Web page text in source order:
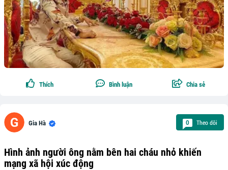
Thích Bình luận Chia sẻ
Gia Hà 0 Theo dõi
Hình ảnh người ông nằm bên hai cháu nhỏ khiến
mạng xã hội xúc động